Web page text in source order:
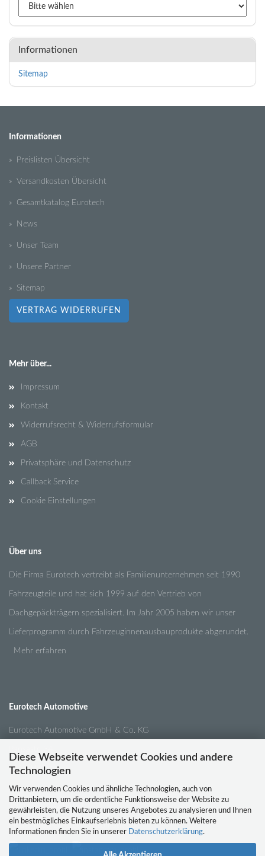
Diese Webseite verwendet Cookies und andere
Technologien
Wir verwenden Cookies und ähnliche Technologien, auch von
Drittanbietern, um die ordentliche Funktionsweise der Website zu
gewährleisten, die Nutzung unseres Angebotes zu analysieren und Ihnen
ein bestmögliches Einkaufserlebnis bieten zu können. Weitere
Informationen finden Sie in unserer
Datenschutzerklärung.
Informationen
Sitemap
Informationen
» Preislisten Übersicht
» Versandkosten Übersicht
» Gesamtkatalog Eurotech
» News
» Unser Team
» Unsere Partner
» Sitemap
VERTRAG WIDERRUFEN
Mehr über...
Impressum
Kontakt
Widerrufsrecht & Widerrufsformular
AGB
Privatsphäre und Datenschutz
Callback Service
Cookie Einstellungen
Über uns
Die Firma Eurotech vertreibt als Familienunternehmen seit 1990
Fahrzeugteile und hat sich 1999 auf den Vertrieb von
Dachgepäckträgern spezialisiert. Im Jahr 2005 haben wir unser
Lieferprogramm durch Fahrzeuginnenausbauprodukte abgerundet.
Mehr erfahren
Eurotech Automotive
Eurotech Automotive GmbH & Co. KG
04179 Leipzig
Tel.:0341 / 4210791
Email:info@eurotech-automotive.de